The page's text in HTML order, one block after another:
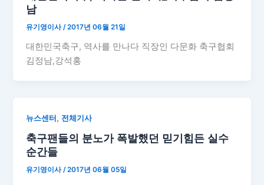
남
유기영이사/2017년 06월 21일
대한민국축구, 역사를 만나다 직장인 다문화 축구협회
김정남,강석홍
뉴스센터, 전체기사
축구팬들의 분노가 폭발했던 믿기힘든 실수
순간들
유기영이사/2017년 06월 05일